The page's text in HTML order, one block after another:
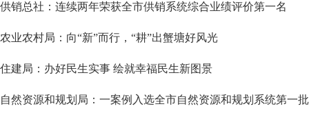
供销总社：连续两年荣获全市供销系统综合业绩评价第一名
农业农村局：向“新”而行，“耕”出蟹塘好风光
住建局：办好民生实事 绘就幸福民生新图景
自然资源和规划局：一案例入选全市自然资源和规划系统第一